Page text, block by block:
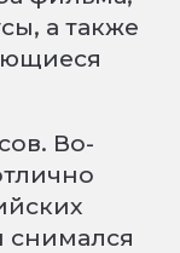
а также
Во-
снимался